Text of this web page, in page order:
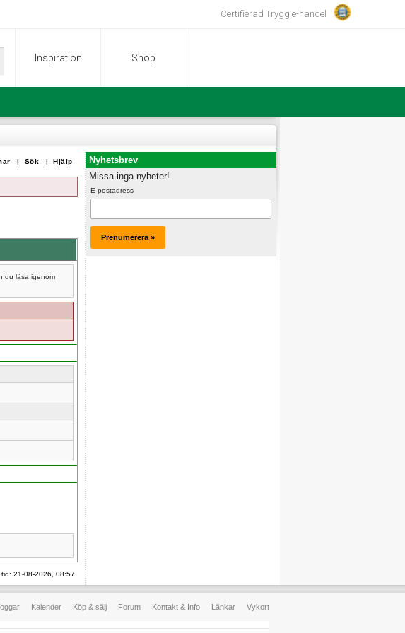
Certifierad Trygg e-handel
Inspiration Shop
Hjälp
Sök |
|
du läsa igenom
tid: 21-08-2026, 08:57
Nyhetsbrev
Missa inga nyheter!
E-postadress
Kalender Köp & sälj Forum Kontakt & Info Länkar Vykort